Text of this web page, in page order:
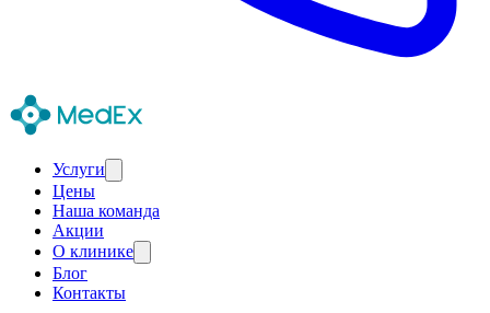
Услуги
Цены
Наша команда
Акции
О клинике
Блог
Контакты